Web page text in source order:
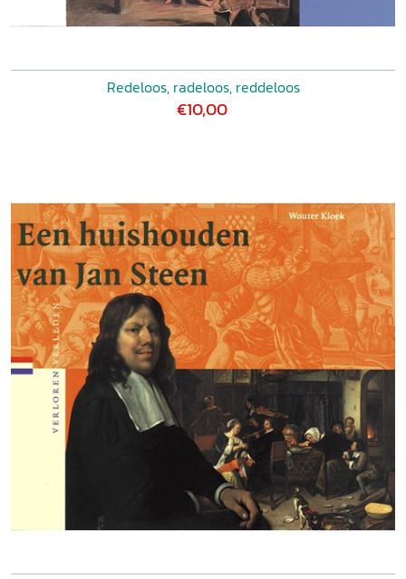
Redeloos, radeloos, reddeloos
€10,00